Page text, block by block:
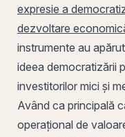
expresie a
dezvoltare
instrumente au
ideea democratizării
investitorilor mici și
Având ca principală
operațional de